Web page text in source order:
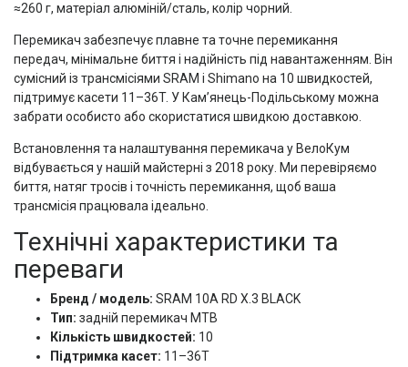
≈260 г, матеріал алюміній/сталь, колір чорний.
Перемикач забезпечує плавне та точне перемикання
передач, мінімальне биття і надійність під навантаженням. Він
сумісний із трансмісіями SRAM і Shimano на 10 швидкостей,
підтримує касети 11–36T. У Кам’янець-Подільському можна
забрати особисто або скористатися швидкою доставкою.
Встановлення та налаштування перемикача у ВелоКум
відбувається у нашій майстерні з 2018 року. Ми перевіряємо
биття, натяг тросів і точність перемикання, щоб ваша
трансмісія працювала ідеально.
Технічні характеристики та
переваги
Бренд / модель: SRAM 10A RD X.3 BLACK
Тип: задній перемикач MTB
Кількість швидкостей: 10
Підтримка касет: 11–36T